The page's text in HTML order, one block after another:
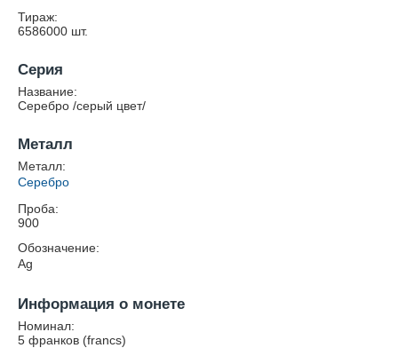
Тираж:
6586000 шт.
Серия
Название:
Серебро /серый цвет/
Металл
Металл:
Серебро
Проба:
900
Обозначение:
Ag
Информация о монете
Номинал:
5 франков (francs)